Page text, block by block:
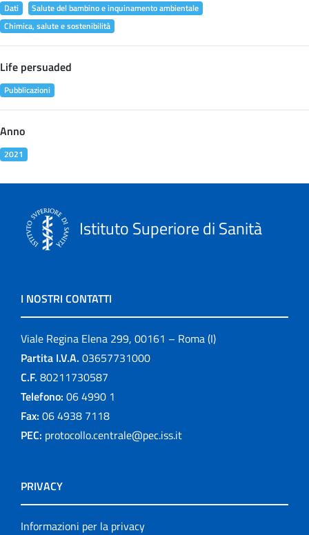
Dati
Salute del bambino e inquinamento ambientale
Chimica, salute e sostenibilità
Life persuaded
Pubblicazioni
Anno
2021
Istituto Superiore di Sanità
I NOSTRI CONTATTI
Viale Regina Elena 299, 00161 – Roma (I)
Partita I.V.A. 03657731000
C.F. 80211730587
Telefono: 06 4990 1
Fax: 06 4938 7118
PEC: protocollo.centrale@pec.iss.it
PRIVACY
Informazioni per la privacy